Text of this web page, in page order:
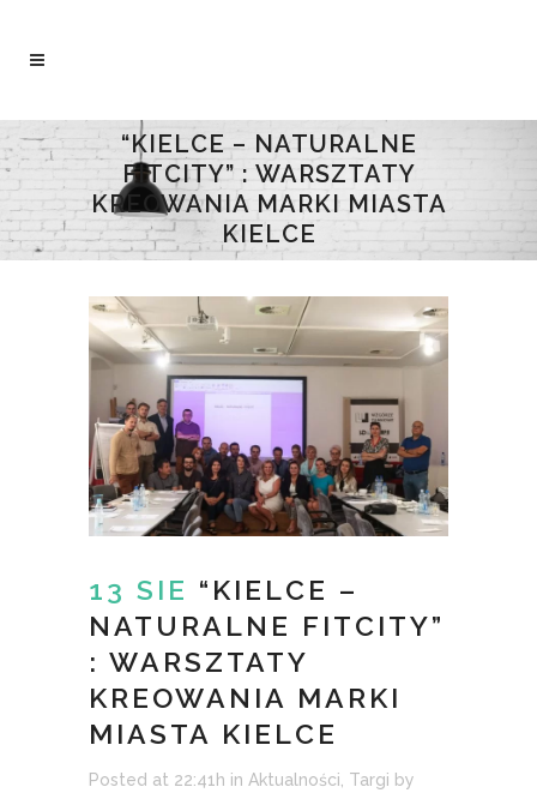
“KIELCE – NATURALNE
FITCITY” : WARSZTATY
KREOWANIA MARKI MIASTA
KIELCE
13 SIE “KIELCE –
NATURALNE FITCITY”
: WARSZTATY
KREOWANIA MARKI
MIASTA KIELCE
Posted at 22:41h in Aktualności Targi by